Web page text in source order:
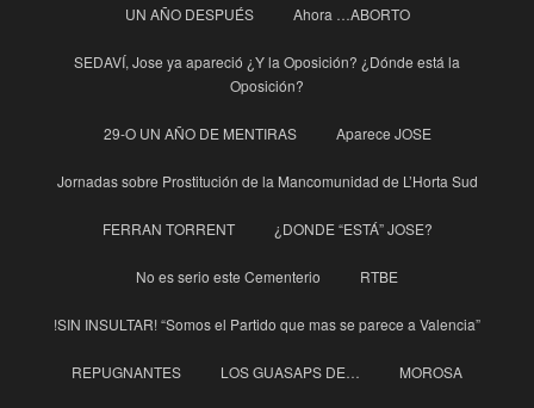
UN AÑO DESPUÉS Ahora …ABORTO
SEDAVÍ, Jose ya apareció ¿Y la Oposición? ¿Dónde está la
Oposición?
29-O UN AÑO DE MENTIRAS Aparece JOSE
Jornadas sobre Prostitución de la Mancomunidad de L’Horta Sud
FERRAN TORRENT ¿DONDE “ESTÁ” JOSE?
No es serio este Cementerio RTBE
!SIN INSULTAR! “Somos el Partido que mas se parece a Valencia”
REPUGNANTES LOS GUASAPS DE… MOROSA